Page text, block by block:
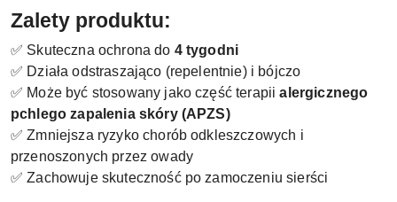
Zalety produktu:
✅ Skuteczna ochrona do 4 tygodni
✅ Działa odstraszająco (repelentnie) i bójczo
✅ Może być stosowany jako część terapiialergicznego
pchlego zapalenia skóry (APZS)
✅ Zmniejsza ryzyko chorób odkleszczowych i
przenoszonych przez owady
✅ Zachowuje skuteczność po zamoczeniu sierści